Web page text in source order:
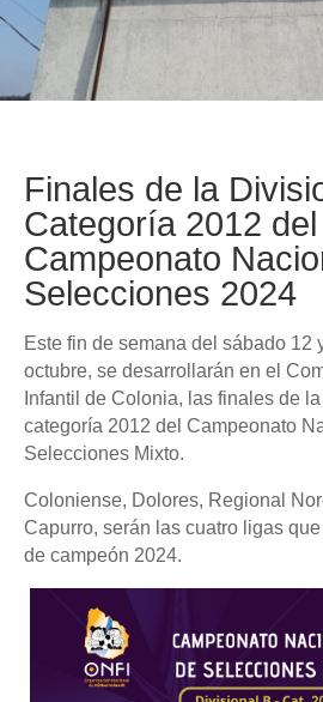
Finales de la
Categoría 2012 del
Campeonato
Selecciones 2024
Este fin de semana del sábado 12
octubre, se desarrollarán en el
Infantil de Colonia, las finales de
categoría 2012 del Campeonato
Selecciones Mixto.
Coloniense, Dolores, Regional
Capurro, serán las cuatro ligas
de campeón 2024.